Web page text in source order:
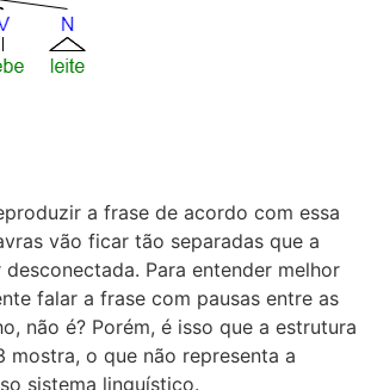
a frase de acordo com essa
vão ficar tão separadas que a
Para entender melhor
falar a frase com pausas entre as
não é? Porém, é isso que a estrutura
mostra, o que não representa a
sistema linguístico.